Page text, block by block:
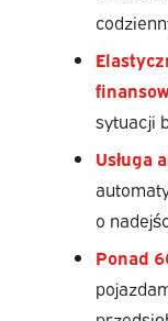
sytuacji
Usługa
o
Ponad